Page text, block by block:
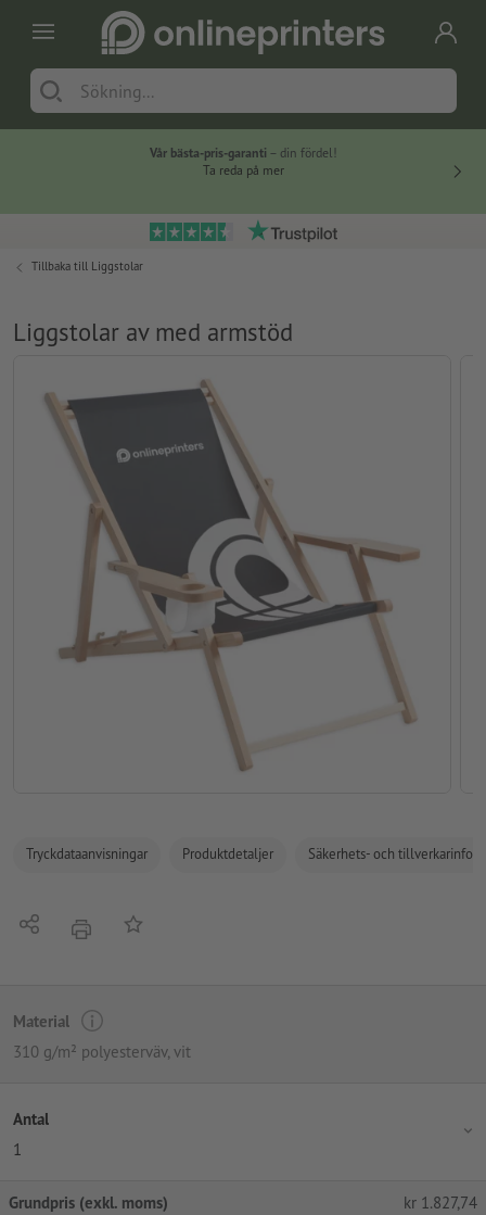
Vår bästa-pris-garanti – din fördel!
Ta reda på mer
Tillbaka till Liggstolar
Liggstolar av med armstöd
Tryckdataanvisningar Produktdetaljer Säkerhets- och
Dela erbjudandePå anteckningslistan
Material
310 g/m² polyesterväv, vit
Antal
1
Grundpris (exkl. moms) kr 1.827,74